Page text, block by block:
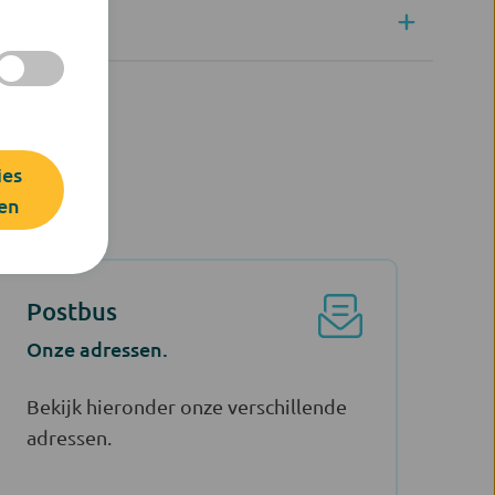
Postbus
Onze adressen.
Bekijk hieronder onze verschillende
adressen.